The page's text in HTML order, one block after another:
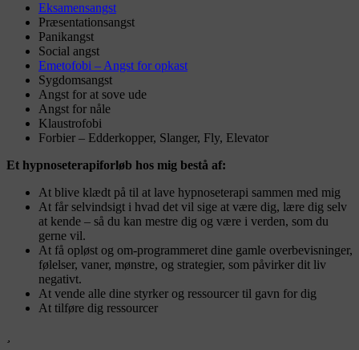
Eksamensangst
Præsentationsangst
Panikangst
Social angst
Emetofobi – Angst for opkast
Sygdomsangst
Angst for at sove ude
Angst for nåle
Klaustrofobi
Forbier – Edderkopper, Slanger, Fly, Elevator
Et hypnoseterapiforløb hos mig bestå af:
At blive klædt på til at lave hypnoseterapi sammen med mig
At får selvindsigt i hvad det vil sige at være dig, lære dig selv
at kende – så du kan mestre dig og være i verden, som du
gerne vil.
At få opløst og om-programmeret dine gamle overbevisninger,
følelser, vaner, mønstre, og strategier, som påvirker dit liv
negativt.
At vende alle dine styrker og ressourcer til gavn for dig
At tilføre dig ressourcer